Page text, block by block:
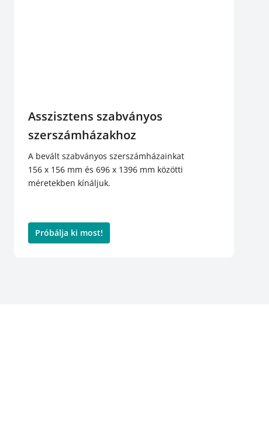
Asszisztens szabványos
szerszámházakhoz
A bevált szabványos szerszámházainkat
156 x 156 mm és 696 x 1396 mm közötti
méretekben kínáljuk.
Próbálja ki most!